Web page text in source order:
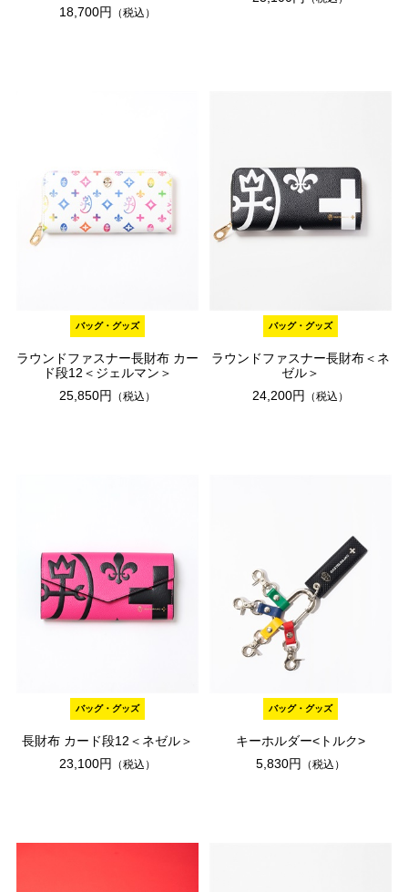
18,700円
（税込）
バッグ・グッズ
ラウンドファスナー長財布 カー
ド段12＜ジェルマン＞
25,850円
（税込）
バッグ・グッズ
ラウンドファスナー長財布＜ネ
ゼル＞
24,200円
（税込）
バッグ・グッズ
長財布 カード段12＜ネゼル＞
23,100円
（税込）
バッグ・グッズ
キーホルダー<トルク>
5,830円
（税込）